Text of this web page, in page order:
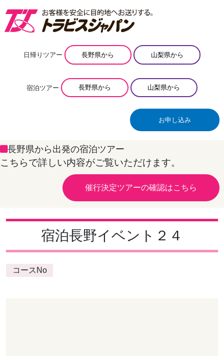
日帰りツアー 長野県から 山梨県から
宿泊ツアー 長野県から 山梨県から
お申し込み
長野県から出発の宿泊ツアー
こちらで詳しい内容がご覧いただけます。
催行決定ツアーの確認はこちら
宿泊長野イベント２４
コースNo